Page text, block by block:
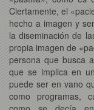
Ciertamente, el
hecho a imagen y
la diseminación de
propia imagen de
persona que busca
que se implica en
puede ser en vano
como programas,